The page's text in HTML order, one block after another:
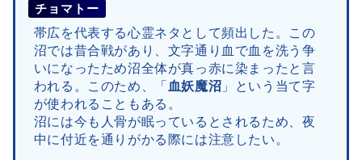
チョマトー
帯広を代表する心霊ネタとして頻出した。この
沼では昔合戦があり、文字通り血で血を洗う争
いになったため沼全体が真っ赤に染まったと言
われる。このため、「 血妖魔沼 」という当て字
が使われることもある。
沼には今も人骨が眠っているとされるため、夜
中に付近を通りがかる際には注意したい。